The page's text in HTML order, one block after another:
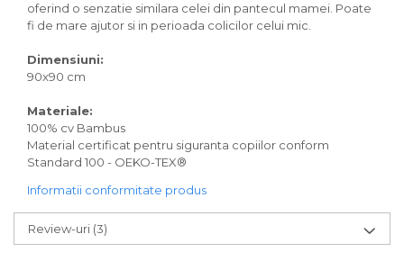
oferind o senzatie similara celei din pantecul mamei. Poate
fi de mare ajutor si in perioada colicilor celui mic.
Dimensiuni:
90x90 cm
Materiale:
100% cv Bambus
Material certificat pentru siguranta copiilor conform
Standard 100 - OEKO-TEX®
Informatii conformitate produs
Review-uri (3)